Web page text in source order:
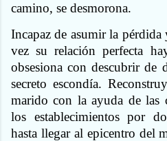
camino, se desmorona.
Incapaz de asumir la
vez su relación perfecta
obsesiona con descubrir de
secreto escondía.
marido con la ayuda de las
los establecimientos por
hasta llegar al epicentro del